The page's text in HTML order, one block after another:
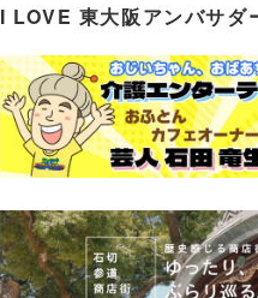
I LOVE 東大阪アンバサダ